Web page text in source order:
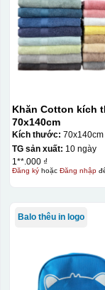
Khăn Cotton kích
70x140cm
Kích thước: 70x140cm
TG sản xuất: 10 ngày
1**.000 ₫
Đăng kýhoặc Đăng nhập
Balo thêu in logo